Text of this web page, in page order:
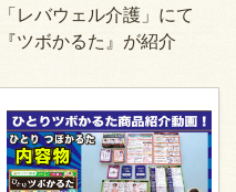
「レバウェル介護」にて
『ツボかるた』が紹介